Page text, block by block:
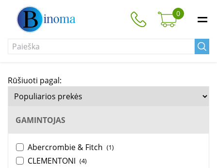
0
Rūšiuoti pagal:
GAMINTOJAS
Abercrombie & Fitch (1)
CLEMENTONI (4)